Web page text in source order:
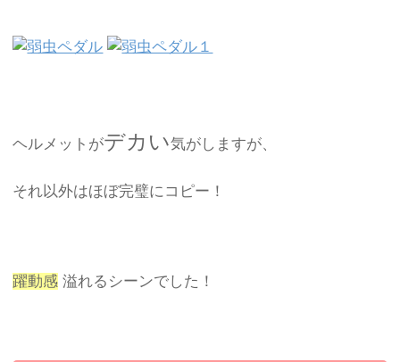
ヘルメットがデカい気がしますが、
それ以外はほぼ完璧にコピー！
躍動感 溢れるシーンでした！